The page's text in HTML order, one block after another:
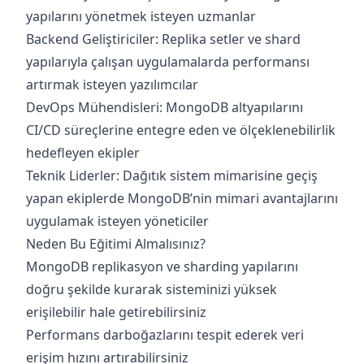
yapılarını yönetmek isteyen uzmanlar
Backend Geliştiriciler: Replika setler ve shard
yapılarıyla çalışan uygulamalarda performansı
artırmak isteyen yazılımcılar
DevOps Mühendisleri: MongoDB altyapılarını
CI/CD süreçlerine entegre eden ve ölçeklenebilirlik
hedefleyen ekipler
Teknik Liderler: Dağıtık sistem mimarisine geçiş
yapan ekiplerde MongoDB’nin mimari avantajlarını
uygulamak isteyen yöneticiler
Neden Bu Eğitimi Almalısınız?
MongoDB replikasyon ve sharding yapılarını
doğru şekilde kurarak sisteminizi yüksek
erişilebilir hale getirebilirsiniz
Performans darboğazlarını tespit ederek veri
erişim hızını artırabilirsiniz